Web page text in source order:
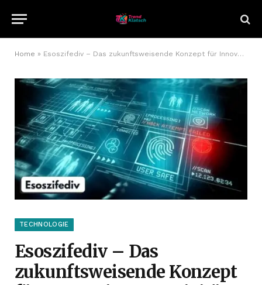
Home » Esoszifediv – Das zukunftsweisende Konzept für Innovation, Kreativität und digitalen Erfolg
TECHNOLOGIE
Esoszifediv – Das
zukunftsweisende Konzept